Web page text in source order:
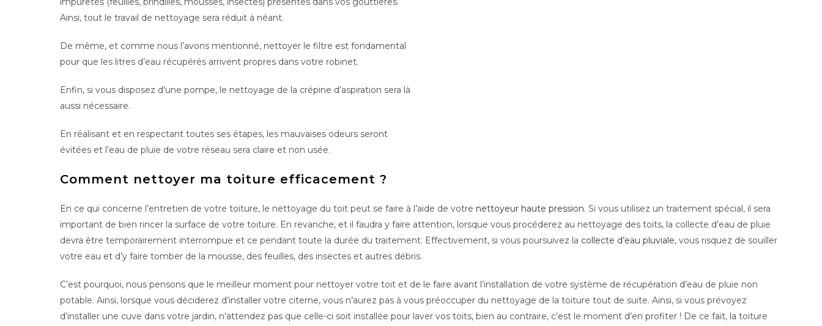
Ainsi, tout le travail de nettoyage sera réduit à néant.
De même, et comme nous l’avons mentionné, nettoyer le filtre est fondamental
pour que les litres d’eau récupérés arrivent propres dans votre robinet.
Enfin, si vous disposez d’une pompe, le nettoyage de la crépine d’aspiration sera là
aussi nécessaire.
En réalisant et en respectant toutes ses étapes, les mauvaises odeurs seront
évitées et l’eau de pluie de votre réseau sera claire et non usée.
Comment nettoyer ma toiture efficacement ?
En ce qui concerne l’entretien de votre toiture, le nettoyage du toit peut se faire à l’aide de votre nettoyeur haute pression. Si vous utilisez un traitement spécial, il sera
important de bien rincer la surface de votre toiture. En revanche, et il faudra y faire attention, lorsque vous procéderez au nettoyage des toits, la collecte d’eau de pluie
devra être temporairement interrompue et ce pendant toute la durée du traitement. Effectivement, si vous poursuivez la collecte d’eau pluviale, vous risquez de souiller
votre eau et d’y faire tomber de la mousse, des feuilles, des insectes et autres débris.
C’est pourquoi, nous pensons que le meilleur moment pour nettoyer votre toit et de le faire avant l’installation de votre système de récupération d’eau de pluie non
potable. Ainsi, lorsque vous déciderez d’installer votre citerne, vous n’aurez pas à vous préoccuper du nettoyage de la toiture tout de suite. Ainsi, si vous prévoyez
d’installer une cuve dans votre jardin, n’attendez pas que celle-ci soit installée pour laver vos toits, bien au contraire, c’est le moment d’en profiter ! De ce fait, la toiture